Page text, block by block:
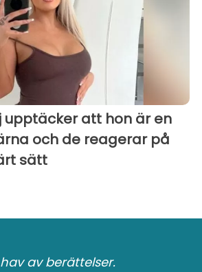
upptäcker att hon är en
och de reagerar på
sätt
av berättelser.